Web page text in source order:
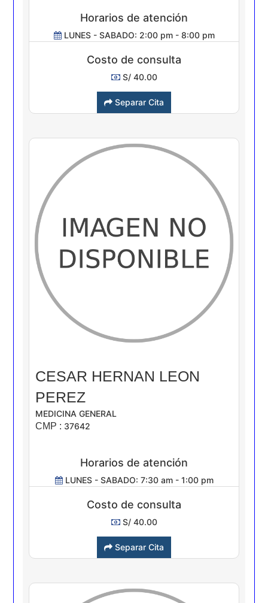
Horarios de atención
LUNES - SABADO: 2:00 pm - 8:00 pm
Costo de consulta
S/ 40.00
Separar Cita
CESAR HERNAN LEON
PEREZ
MEDICINA GENERAL
CMP : 37642
Horarios de atención
LUNES - SABADO: 7:30 am - 1:00 pm
Costo de consulta
S/ 40.00
Separar Cita